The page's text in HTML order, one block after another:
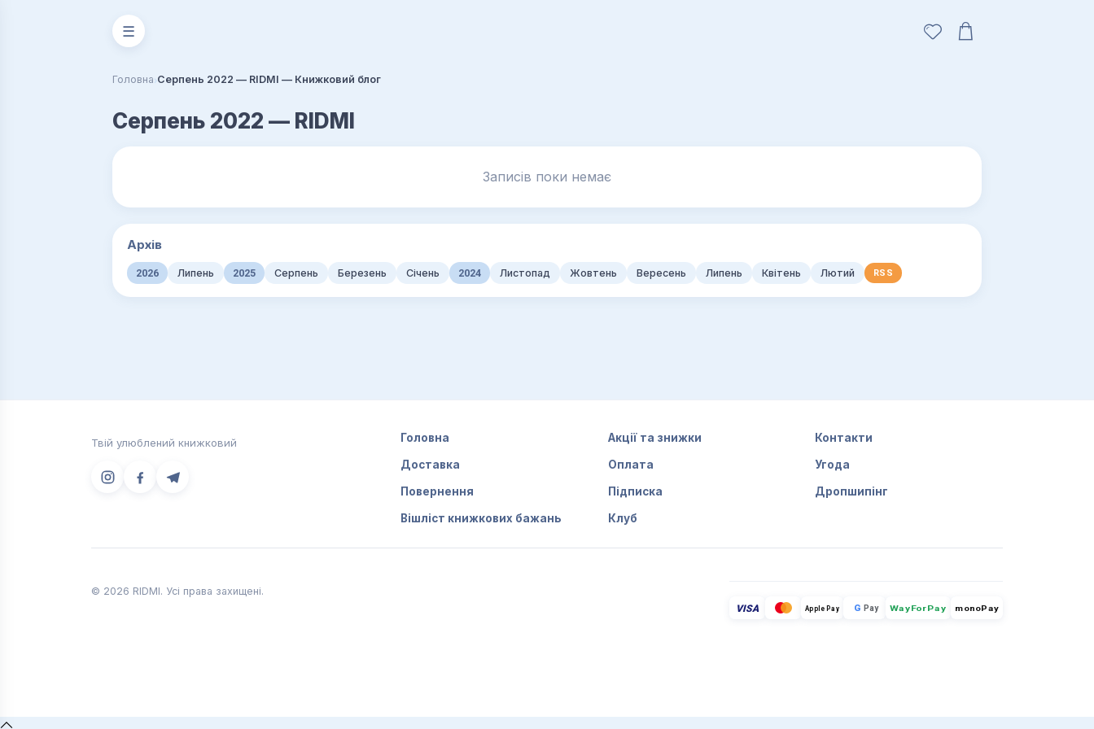
☰
Головна›Серпень 2022 — RIDMI — Книжковий блог
Серпень 2022 — RIDMI
Записів поки немає
Архів
2026 Липень 2025 Серпень Березень Січень 2024 Листопад Жовтень Вересень Липень Квітень Лютий RSS
Твій улюблений книжковий Головна Акції та знижки Контакти
Доставка Оплата Угода
Повернення Підписка Дропшипінг
Вішліст книжкових бажань Клуб
© 2026 RIDMI. Усі права захищені.
VISA Apple Pay G Pay WayForPay monoPay